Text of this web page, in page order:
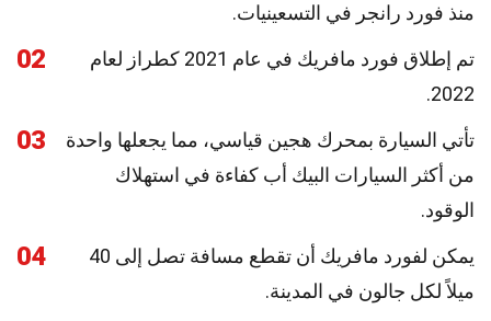
منذ فورد رانجر في التسعينيات.
02
تم إطلاق فورد مافريك في عام 2021 كطراز لعام
2022.
03
تأتي السيارة بمحرك هجين قياسي، مما يجعلها واحدة
من أكثر السيارات البيك أب كفاءة في استهلاك
الوقود.
04
يمكن لفورد مافريك أن تقطع مسافة تصل إلى 40
ميلاً لكل جالون في المدينة.